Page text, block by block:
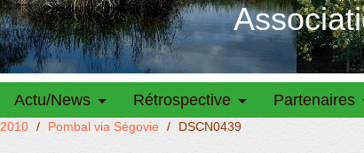
Actu/News Rétrospective Partenaires
2010 / Pombal via Ségovie / DSCN0439